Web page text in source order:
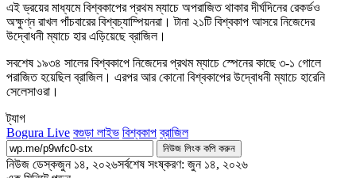
এই ড্রয়ের মাধ্যমে বিশ্বকাপের প্রথম ম্যাচে অপরাজিত থাকার দীর্ঘদিনের রেকর্ডও
অক্ষুণ্ন রাখল পাঁচবারের বিশ্বচ্যাম্পিয়নরা। টানা ২১টি বিশ্বকাপ আসরে নিজেদের
উদ্বোধনী ম্যাচে হার এড়িয়েছে ব্রাজিল।
সবশেষ ১৯৩৪ সালের বিশ্বকাপে নিজেদের প্রথম ম্যাচে স্পেনের কাছে ৩-১ গোলে
পরাজিত হয়েছিল ব্রাজিল। এরপর আর কোনো বিশ্বকাপের উদ্বোধনী ম্যাচে হারেনি
সেলেসাওরা।
ট্যাগ
Bogura Live বগুড়া লাইভ বিশ্বকাপ ব্রাজিল
নিউজ লিংক কপি করুন
নিউজ ডেস্কজুন ১৪, ২০২৬সর্বশেষ সংষ্করণ: জুন ১৪, ২০২৬